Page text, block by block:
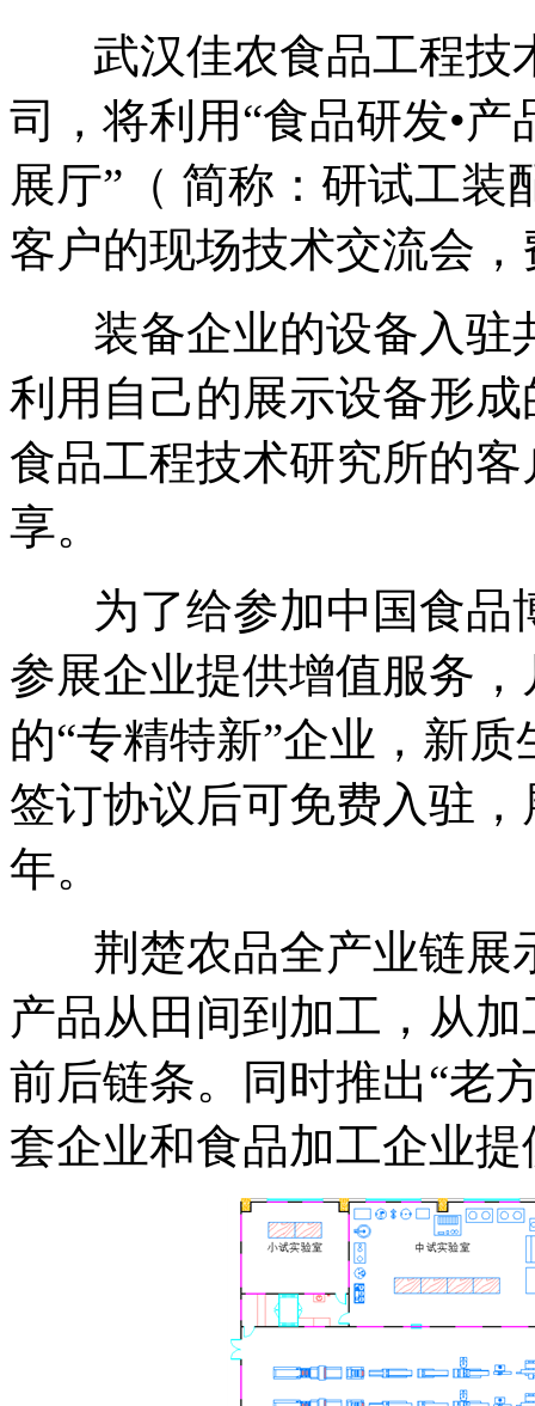
武汉佳农食品工程技
司，将利用“食品研发•产
展厅”（ 简称：研试工
客户的现场技术交流会
装备企业的设备入驻
利用自己的展示设备形
食品工程技术研究所的
享。
为了给参加中国食品
参展企业提供增值服务
的“专精特新”企业，新
签订协议后可免费入驻
年。
荆楚农品全产业链展
产品从田间到加工，从
前后链条。同时推出“老
套企业和食品加工企业